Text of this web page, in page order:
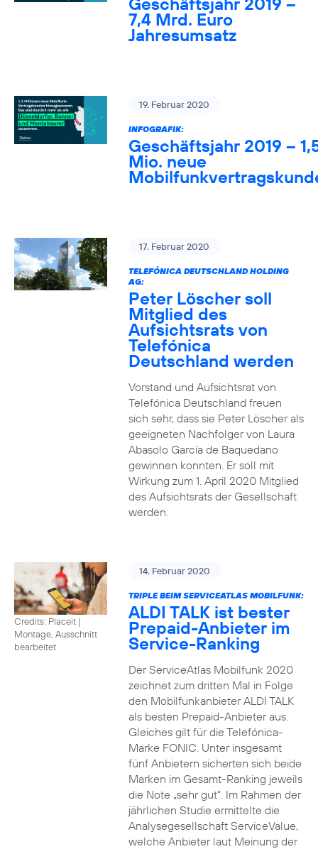
7,4 Mrd. Euro
Jahresumsatz
19. Februar 2020
INFOGRAFIK:
Geschäftsjahr 2019 –
Mio. neue
17. Februar 2020
TELEFÓNICA DEUTSCHLAND HOLDING
AG:
Peter Löscher soll
Mitglied des
Aufsichtsrats von
Telefónica
Deutschland werden
Vorstand und Aufsichtsrat von
Telefónica Deutschland freuen
sich sehr, dass sie Peter Löscher als
geeigneten Nachfolger von Laura
Abasolo García de Baquedano
gewinnen konnten. Er soll mit
Wirkung zum 1. April 2020 Mitglied
des Aufsichtsrats der Gesellschaft
werden.
Credits: Placeit |
Montage, Ausschnitt
bearbeitet
14. Februar 2020
TRIPLE BEIM SERVICEATLAS MOBILFUNK:
ALDI TALK ist bester
Prepaid-Anbieter im
Service-Ranking
Der ServiceAtlas Mobilfunk 2020
zeichnet zum dritten Mal in Folge
den Mobilfunkanbieter ALDI TALK
als besten Prepaid-Anbieter aus.
Gleiches gilt für die Telefónica-
Marke FONIC. Unter insgesamt
fünf Anbietern sicherten sich beide
Marken im Gesamt-Ranking jeweils
die Note „sehr gut“. Im Rahmen der
jährlichen Studie ermittelte die
Analysegesellschaft ServiceValue,
welche Anbieter laut Meinung der